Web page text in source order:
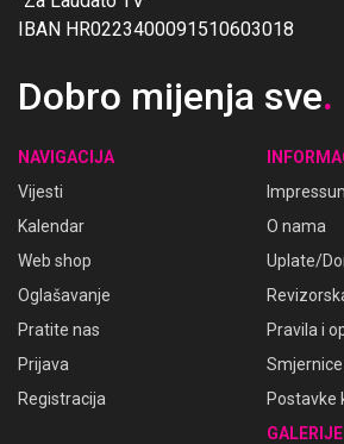
IBAN HR0223400091510603018
Dobro mijenja sve.
NAVIGACIJA
Vijesti
Kalendar
Web shop
Oglašavanje
Pratite nas
Prijava
Registracija
O nama
Uplate/
Pravila i
Postavke
GALERIJE